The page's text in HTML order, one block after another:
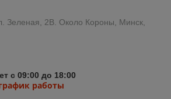
Зеленая, 2В. Около Короны, Минск,
с 09:00 до 18:00
работы